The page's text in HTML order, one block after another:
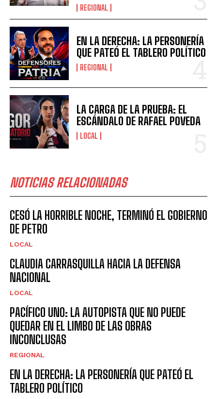
REGIONAL
EN LA DERECHA: LA PERSONERÍA
QUE PATEÓ EL TABLERO POLÍTICO
REGIONAL
LA CARGA DE LA PRUEBA: EL
ESCÁNDALO DE RAFAEL POVEDA
LOCAL
NOTICIAS RELACIONADAS
CESÓ LA HORRIBLE NOCHE, TERMINÓ EL GOBIERNO
DE PETRO
LOCAL
CLAUDIA CARRASQUILLA HACIA LA DEFENSA
NACIONAL
LOCAL
PACÍFICO UNO: LA AUTOPISTA QUE NO PUEDE
QUEDAR EN EL LIMBO DE LAS OBRAS
INCONCLUSAS
REGIONAL
EN LA DERECHA: LA PERSONERÍA QUE PATEÓ EL
TABLERO POLÍTICO